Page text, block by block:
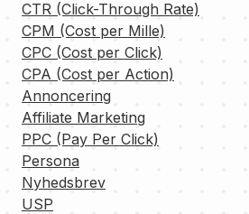
CTR (Click-Through Rate)
CPM (Cost per Mille)
CPC (Cost per Click)
CPA (Cost per Action)
Annoncering
Affiliate Marketing
PPC (Pay Per Click)
Persona
Nyhedsbrev
USP